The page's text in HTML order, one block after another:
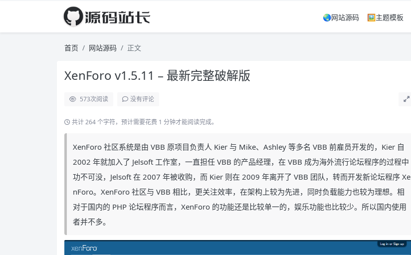
🌏网站源码 🖼️主题模板
首页 网站源码 正文
XenForo v1.5.11 – 最新完整破解版
573次阅读 没有评论
共计 264 个字符，预计需要花费 1 分钟才能阅读完成。
XenForo 社区系统是由 VBB 原项目负责人 Kier 与 Mike、Ashley 等多名 VBB 前雇员开发的，Kier 自
2002 年就加入了 Jelsoft 工作室，一直担任 VBB 的产品经理，在 VBB 成为海外流行论坛程序的过程中
功不可没，Jelsoft 在 2007 年被收购，而 Kier 则在 2009 年离开了 VBB 团队，转而开发新论坛程序 Xe
nForo。XenForo 社区与 VBB 相比，更关注效率，在架构上较为先进，同时负载能力也较为理想。相
对于国内的 PHP 论坛程序而言，XenForo 的功能还是比较单一的，娱乐功能也比较少。所以国内使用
者并不多。